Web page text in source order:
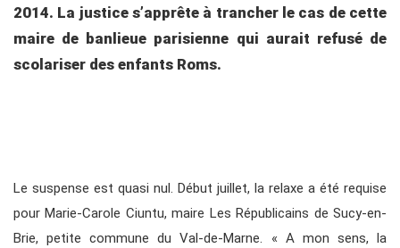
2014. La justice s’apprête à trancher le cas de cette
maire de banlieue parisienne qui aurait refusé de
scolariser des enfants Roms.
Le suspense est quasi nul. Début juillet, la relaxe a été requise
pour Marie-Carole Ciuntu, maire Les Républicains de Sucy-en-
Brie, petite commune du Val-de-Marne. « A mon sens, la